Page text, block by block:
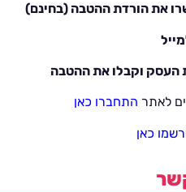
את הורדת ההטבה (בחינם)
העסק וקבלו את ההטבה
לאתר התחברו כאן
כאן